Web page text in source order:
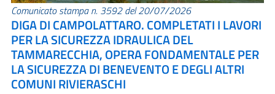
Comunicato stampa n. 3592 del 20/07/2026
DIGA DI CAMPOLATTARO. COMPLETATI I LAVORI
PER LA SICUREZZA IDRAULICA DEL
TAMMARECCHIA, OPERA FONDAMENTALE PER
LA SICUREZZA DI BENEVENTO E DEGLI ALTRI
COMUNI RIVIERASCHI